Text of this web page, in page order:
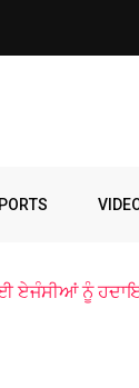
ਏਜੰਸੀਆਂ ਨੂੰ